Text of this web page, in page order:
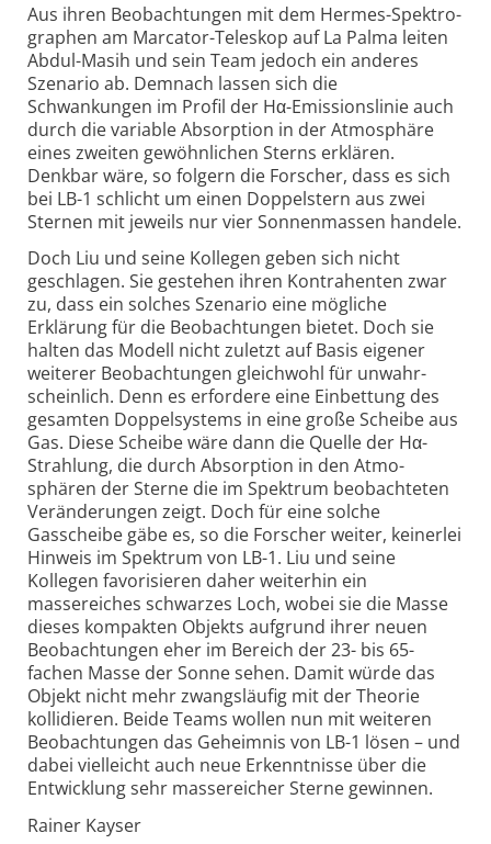
Aus ihren Beobach­tungen mit dem Hermes-Spektro­
graphen am Marcator-Teleskop auf La Palma leiten
Abdul-Masih und sein Team jedoch ein anderes
Szenario ab. Demnach lassen sich die
Schwankungen im Profil der Hα-Emissions­linie auch
durch die variable Absorption in der Atmosphäre
eines zweiten gewöhnlichen Sterns erklären.
Denkbar wäre, so folgern die Forscher, dass es sich
bei LB-1 schlicht um einen Doppelstern aus zwei
Sternen mit jeweils nur vier Sonnenmassen handele.
Doch Liu und seine Kollegen geben sich nicht
geschlagen. Sie gestehen ihren Kontra­henten zwar
zu, dass ein solches Szenario eine mögliche
Erklärung für die Beobach­tungen bietet. Doch sie
halten das Modell nicht zuletzt auf Basis eigener
weiterer Beobach­tungen gleichwohl für unwahr­
scheinlich. Denn es erfordere eine Einbettung des
gesamten Doppel­systems in eine große Scheibe aus
Gas. Diese Scheibe wäre dann die Quelle der Hα-
Strahlung, die durch Absorption in den Atmo­
sphären der Sterne die im Spektrum beobach­teten
Veränderungen zeigt. Doch für eine solche
Gasscheibe gäbe es, so die Forscher weiter, keinerlei
Hinweis im Spektrum von LB-1. Liu und seine
Kollegen favo­risieren daher weiterhin ein
massereiches schwarzes Loch, wobei sie die Masse
dieses kompakten Objekts aufgrund ihrer neuen
Beobach­tungen eher im Bereich der 23- bis 65-
fachen Masse der Sonne sehen. Damit würde das
Objekt nicht mehr zwangs­läufig mit der Theorie
kollidieren. Beide Teams wollen nun mit weiteren
Beobach­tungen das Geheimnis von LB-1 lösen – und
dabei vielleicht auch neue Erkennt­nisse über die
Entwicklung sehr masse­reicher Sterne gewinnen.
Rainer Kayser